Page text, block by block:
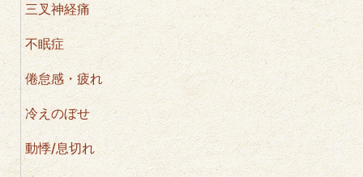
三叉神経痛
不眠症
倦怠感・疲れ
冷えのぼせ
動悸/息切れ